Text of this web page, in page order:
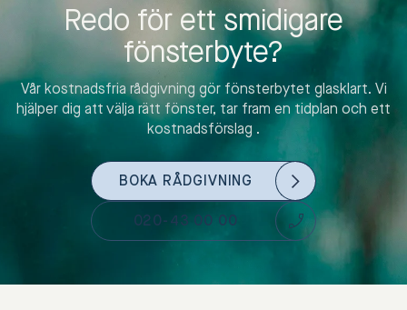
Redo för ett smidigare
fönsterbyte?
Vår kostnadsfria rådgivning gör fönsterbytet glasklart. Vi
hjälper dig att välja rätt fönster, tar fram en tidplan och ett
kostnadsförslag .
BOKA RÅDGIVNING
020-43 00 00